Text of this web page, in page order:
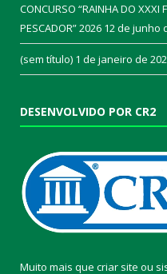
CONCURSO “RAINHA DO XXXI
PESCADOR” 2026 12 de junho
(sem título) 1 de janeiro de
DESENVOLVIDO POR CR2
Muito mais que criar site ou